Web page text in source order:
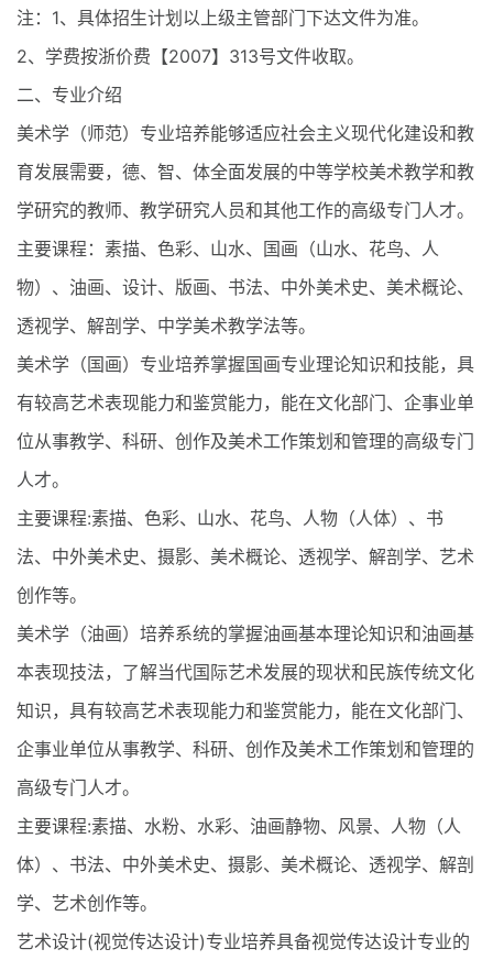
注：1、具体招生计划以上级主管部门下达文件为准。
2、学费按浙价费【2007】313号文件收取。
二、专业介绍
美术学（师范）专业培养能够适应社会主义现代化建设和教
育发展需要，德、智、体全面发展的中等学校美术教学和教
学研究的教师、教学研究人员和其他工作的高级专门人才。
主要课程：素描、色彩、山水、国画（山水、花鸟、人
物）、油画、设计、版画、书法、中外美术史、美术概论、
透视学、解剖学、中学美术教学法等。
美术学（国画）专业培养掌握国画专业理论知识和技能，具
有较高艺术表现能力和鉴赏能力，能在文化部门、企事业单
位从事教学、科研、创作及美术工作策划和管理的高级专门
人才。
主要课程:素描、色彩、山水、花鸟、人物（人体）、书
法、中外美术史、摄影、美术概论、透视学、解剖学、艺术
创作等。
美术学（油画）培养系统的掌握油画基本理论知识和油画基
本表现技法，了解当代国际艺术发展的现状和民族传统文化
知识，具有较高艺术表现能力和鉴赏能力，能在文化部门、
企事业单位从事教学、科研、创作及美术工作策划和管理的
高级专门人才。
主要课程:素描、水粉、水彩、油画静物、风景、人物（人
体）、书法、中外美术史、摄影、美术概论、透视学、解剖
学、艺术创作等。
艺术设计(视觉传达设计)专业培养具备视觉传达设计专业的